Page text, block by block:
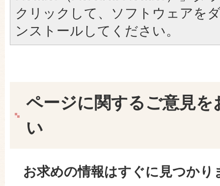
クリックして、ソフトウェアを
ンストールしてください。
ページに関するご意見を
い
お求めの情報はすぐに見つかり